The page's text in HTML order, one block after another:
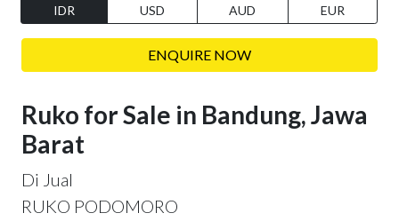
IDR USD AUD EUR
ENQUIRE NOW
Ruko for Sale in Bandung, Jawa
Barat
Di Jual
RUKO PODOMORO